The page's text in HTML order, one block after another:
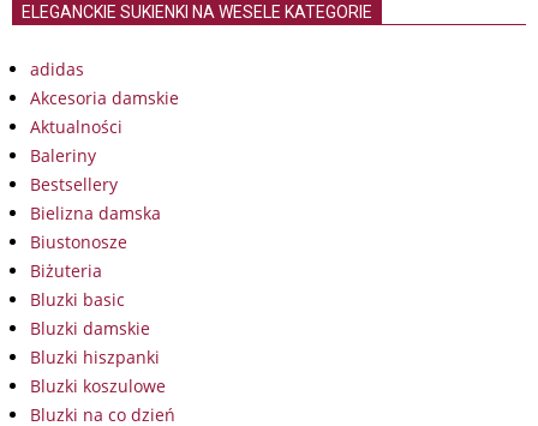
ELEGANCKIE SUKIENKI NA WESELE KATEGORIE
adidas
Akcesoria damskie
Aktualności
Baleriny
Bestsellery
Bielizna damska
Biustonosze
Biżuteria
Bluzki basic
Bluzki damskie
Bluzki hiszpanki
Bluzki koszulowe
Bluzki na co dzień